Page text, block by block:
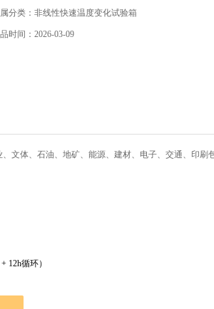
分类：非线性快速温度变化试验箱
时间：2026-03-09
文体、石油、地矿、能源、建材、电子、交通、印刷
+ 12h循环）